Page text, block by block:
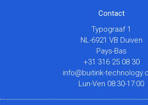
Contact
Typograaf 1
NL-6921 VB Duiven
Pays-Bas
+31 316 25 08 30
info@buitink-
Lun-Ven 08:30-17:00